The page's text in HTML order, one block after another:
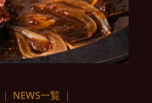
｜ NEWS一覧 ｜